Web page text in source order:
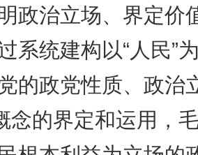
政治立场、界定价
系统建构以“人民”
的政党性质、政治
念的界定和运用，